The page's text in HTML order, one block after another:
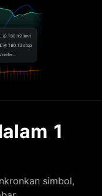
1
simbol,